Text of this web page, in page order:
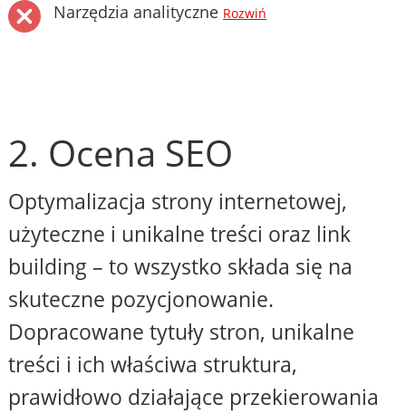
Narzędzia analityczne Rozwiń
2. Ocena SEO
Optymalizacja strony internetowej,
użyteczne i unikalne treści oraz link
building – to wszystko składa się na
skuteczne pozycjonowanie.
Dopracowane tytuły stron, unikalne
treści i ich właściwa struktura,
prawidłowo działające przekierowania